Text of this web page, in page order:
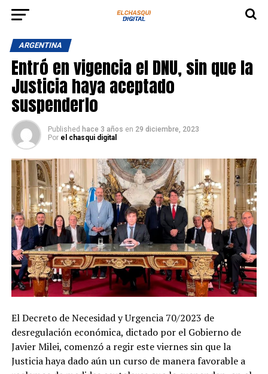
ARGENTINA
Entró en vigencia el DNU, sin que la
Justicia haya aceptado
suspenderlo
Published hace 3 años en 29 diciembre, 2023
Por el chasqui digital
El Decreto de Necesidad y Urgencia 70/2023 de
desregulación económica, dictado por el Gobierno de
Javier Milei, comenzó a regir este viernes sin que la
Justicia haya dado aún un curso de manera favorable a